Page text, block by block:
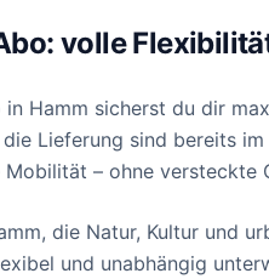
volle
Hamm sicherst du dir
Lieferung sind bereits
Mobilität – ohne
die Natur, Kultur und
und unabhängig